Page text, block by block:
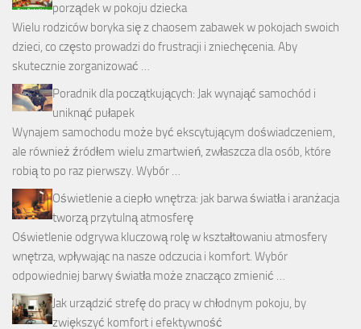
porządek w pokoju dziecka
Wielu rodziców boryka się z chaosem zabawek w pokojach swoich
dzieci, co często prowadzi do frustracji i zniechęcenia. Aby
skutecznie zorganizować …
Poradnik dla początkujących: Jak wynająć samochód i
uniknąć pułapek
Wynajem samochodu może być ekscytującym doświadczeniem,
ale również źródłem wielu zmartwień, zwłaszcza dla osób, które
robią to po raz pierwszy. Wybór …
Oświetlenie a ciepło wnętrza: jak barwa światła i aranżacja
tworzą przytulną atmosferę
Oświetlenie odgrywa kluczową rolę w kształtowaniu atmosfery
wnętrza, wpływając na nasze odczucia i komfort. Wybór
odpowiedniej barwy światła może znacząco zmienić …
Jak urządzić strefę do pracy w chłodnym pokoju, by
zwiększyć komfort i efektywność